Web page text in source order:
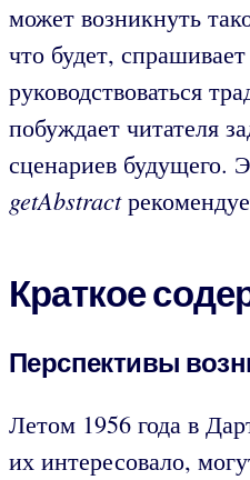
может возникнуть
что будет,
руководствоваться
побуждает читателя
сценариев будущего.
getAbstract
Краткое
Перспективы
Летом 1956 года в
их интересовало,